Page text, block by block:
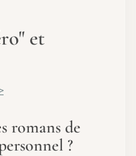
et
romans de
?